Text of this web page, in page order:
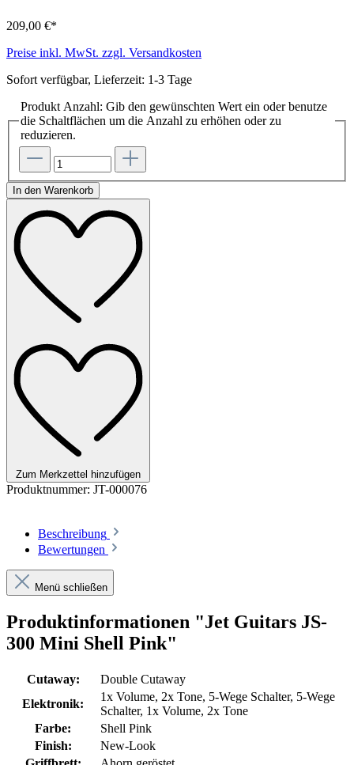
209,00 €*
Preise inkl. MwSt. zzgl. Versandkosten
Sofort verfügbar, Lieferzeit: 1-3 Tage
Produkt Anzahl: Gib den gewünschten Wert ein oder benutze
die Schaltflächen um die Anzahl zu erhöhen oder zu
reduzieren.
In den Warenkorb
Zum Merkzettel hinzufügen
Produktnummer: JT-000076
Beschreibung
Bewertungen
Menü schließen
Produktinformationen "Jet Guitars JS-
300 Mini Shell Pink"
Cutaway:
Double Cutaway
Elektronik:
1x Volume, 2x Tone, 5-Wege Schalter, 5-Wege
Schalter, 1x Volume, 2x Tone
Farbe:
Shell Pink
Finish:
New-Look